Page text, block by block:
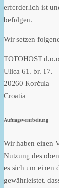
erforderlich ist
befolgen.
Wir setzen
TOTOHOST
Ulica 61. br. 17.
20260 Korčula
Croatia
Auftragsverarbeitung
Wir haben einen
Nutzung des
es sich um einen
gewährleistet,